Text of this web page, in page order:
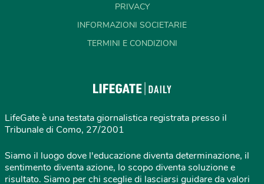
PRIVACY
INFORMAZIONI SOCIETARIE
TERMINI E CONDIZIONI
LifeGate è una testata giornalistica registrata presso il
Tribunale di Como, 27/2001
Siamo il luogo dove l'educazione diventa determinazione, il
sentimento diventa azione, lo scopo diventa soluzione e
risultato. Siamo per chi sceglie di lasciarsi guidare da valori